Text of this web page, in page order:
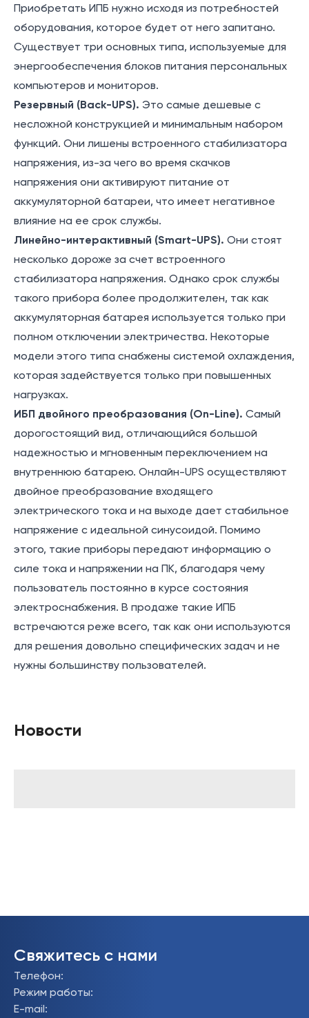
Приобретать ИПБ нужно исходя из потребностей
оборудования, которое будет от него запитано.
Существует три основных типа, используемые для
энергообеспечения блоков питания персональных
компьютеров и мониторов.
Резервный (Back-UPS). Это самые дешевые с
несложной конструкцией и минимальным набором
функций. Они лишены встроенного стабилизатора
напряжения, из-за чего во время скачков
напряжения они активируют питание от
аккумуляторной батареи, что имеет негативное
влияние на ее срок службы.
Линейно-интерактивный (Smart-UPS). Они стоят
несколько дороже за счет встроенного
стабилизатора напряжения. Однако срок службы
такого прибора более продолжителен, так как
аккумуляторная батарея используется только при
полном отключении электричества. Некоторые
модели этого типа снабжены системой охлаждения,
которая задействуется только при повышенных
нагрузках.
ИБП двойного преобразования (On-Line). Самый
дорогостоящий вид, отличающийся большой
надежностью и мгновенным переключением на
внутреннюю батарею. Онлайн-UPS осуществляют
двойное преобразование входящего
электрического тока и на выходе дает стабильное
напряжение с идеальной синусоидой. Помимо
этого, такие приборы передают информацию о
силе тока и напряжении на ПК, благодаря чему
пользователь постоянно в курсе состояния
электроснабжения. В продаже такие ИПБ
встречаются реже всего, так как они используются
для решения довольно специфических задач и не
нужны большинству пользователей.
Новости
Свяжитесь с нами
Телефон:
Режим работы:
E-mail :